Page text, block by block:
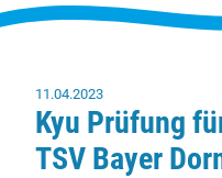
1920
11.04.2023
Kyu Prüfung
TSV Bayer